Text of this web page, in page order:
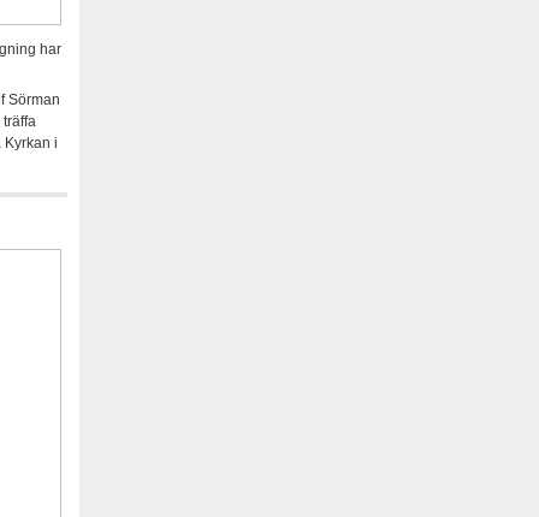
har
Sörman
Kyrkan i